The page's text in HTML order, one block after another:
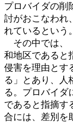
プロバイダの削
討がおこなわれ
れているという。
その中では、
和地区であると
侵害を理由とす
る」とあり、人
る。プロバイダ
であると指摘す
合には、差別を